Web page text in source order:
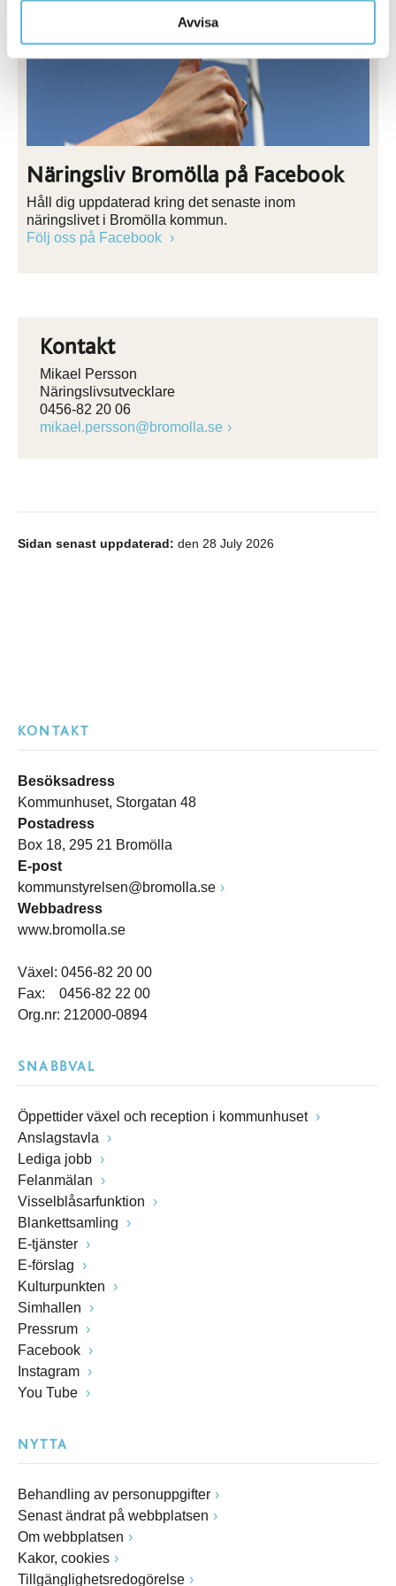
Avvisa
Näringsliv Bromölla på Facebook
Håll dig uppdaterad kring det senaste inom
näringslivet i Bromölla kommun.
Följ oss på Facebook
Kontakt
Mikael Persson
Näringslivsutvecklare
0456-82 20 06
mikael.persson@bromolla.se
Sidan senast uppdaterad: den 28 July 2026
KONTAKT
Besöksadress
Kommunhuset, Storgatan 48
Postadress
Box 18, 295 21 Bromölla
E-post
kommunstyrelsen@bromolla.se
Webbadress
www.bromolla.se
Växel: 0456-82 20 00
Fax: 0456-82 22 00
Org.nr: 212000-0894
SNABBVAL
Öppettider växel och reception i kommunhuset
Anslagstavla
Lediga jobb
Felanmälan
Visselblåsarfunktion
Blankettsamling
E-tjänster
E-förslag
Kulturpunkten
Simhallen
Pressrum
Facebook
Instagram
You Tube
NYTTA
Behandling av personuppgifter
Senast ändrat på webbplatsen
Om webbplatsen
Kakor, cookies
Tillgänglighetsredogörelse